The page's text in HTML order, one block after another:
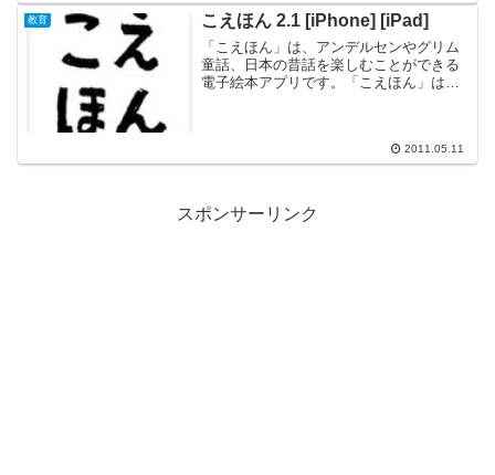
教育 こえほん 2.1 [iPhone] [iPad]
「こえほん」は、アンデルセンやグリム
童話、日本の昔話を楽しむことができる
電子絵本アプリです。「こえほん」は、
2011.05.11
スポンサーリンク